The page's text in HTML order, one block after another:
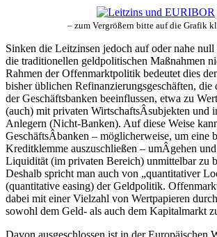
– zum Vergrößern bitte auf die Grafik
Sinken die Leitzinsen jedoch auf oder nahe null
die traditionellen geldpolitischen Maßnahmen
Rahmen der Offenmarktpolitik bedeutet dies
bisher üblichen Refinanzierungsgeschäften,
der Geschäftsbanken beeinflussen, etwa zu
(auch) mit privaten WirtschaftsÂ­subjekten und
Anlegern (Nicht-Banken). Auf diese Weise
GeschäftsÂ­banken – möglicherweise, um eine
Kreditklemme auszuschließen – umÂ­gehen
Liquidität (im privaten Bereich) unmittelbar zu
Deshalb spricht man auch von „quantitativer
(quantitative easing) der Geldpolitik.
dabei mit einer Vielzahl von Wertpapieren
sowohl dem Geld- als auch dem Kapitalmarkt